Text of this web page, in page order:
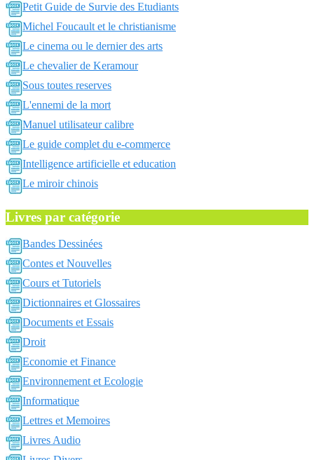
Petit Guide de Survie des Etudiants
Michel Foucault et le christianisme
Le cinema ou le dernier des arts
Le chevalier de Keramour
Sous toutes reserves
L'ennemi de la mort
Manuel utilisateur calibre
Le guide complet du e-commerce
Intelligence artificielle et education
Le miroir chinois
Livres par catégorie
Bandes Dessinées
Contes et Nouvelles
Cours et Tutoriels
Dictionnaires et Glossaires
Documents et Essais
Droit
Economie et Finance
Environnement et Ecologie
Informatique
Lettres et Memoires
Livres Audio